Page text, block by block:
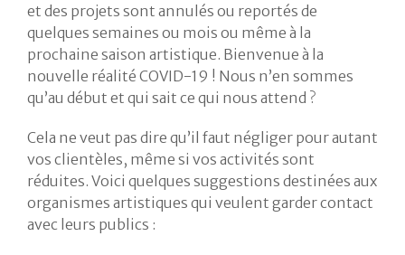
et des projets sont annulés ou reportés de
quelques semaines ou mois ou même à la
prochaine saison artistique. Bienvenue à la
nouvelle réalité COVID-19 ! Nous n’en sommes
qu’au début et qui sait ce qui nous attend ?
Cela ne veut pas dire qu’il faut négliger pour autant
vos clientèles, même si vos activités sont
réduites. Voici quelques suggestions destinées aux
organismes artistiques qui veulent garder contact
avec leurs publics :